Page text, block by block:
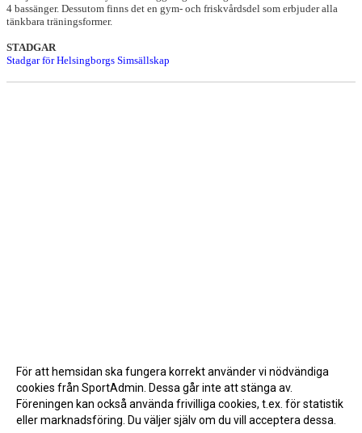
4 bassänger. Dessutom finns det en gym- och friskvårdsdel som erbjuder alla
tänkbara träningsformer.
STADGAR
Stadgar för Helsingborgs Simsällskap
För att hemsidan ska fungera korrekt använder vi nödvändiga
cookies från SportAdmin. Dessa går inte att stänga av.
Föreningen kan också använda frivilliga cookies, t.ex. för statistik
eller marknadsföring. Du väljer själv om du vill acceptera dessa.